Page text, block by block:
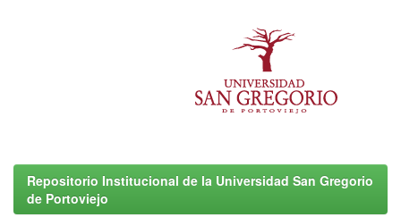
Repositorio Institucional de la Universidad San Gregorio
de Portoviejo